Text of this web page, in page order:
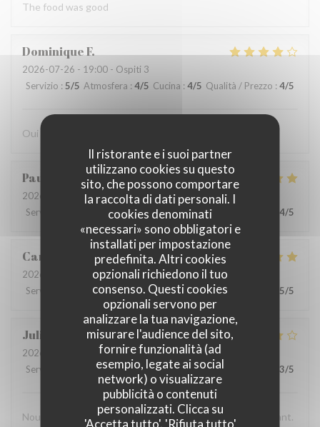
Il ristorante e i suoi partner
utilizzano cookies su questo
sito, che possono comportare
la raccolta di dati personali. I
cookies denominati
«necessari» sono obbligatori e
installati per impostazione
predefinita. Altri cookies
opzionali richiedono il tuo
consenso. Questi cookies
opzionali servono per
analizzare la tua navigazione,
misurare l'audience del sito,
fornire funzionalità (ad
esempio, legate ai social
network) o visualizzare
pubblicità o contenuti
personalizzati. Clicca su
'Accetta tutto', 'Rifiuta tutto'
The food was good
DominiqueF
2026-07-26 - 19:00 - Ospiti 3
Servizio : 5/5 Atmosfera : 4/5 Cucina : 4/5 Qualità / Prezzo : 4/5
Oui
Paulo
2026-07-28
- 12:15 - Ospiti 8
Servizio
Atmosfera: 5/5 Cucina:5/5 Qualità / Prezzo 4/5
Carolina
2026-07-26
- 13:00 - Ospiti 5
Servizio
Atmosfera:5/5 Cucina: 5/5 Qualità / Prezzo 5/5
Juliana
2026-07-24
- 18:45 - Ospiti 3
Servizio
Atmosfera:5/5 Cucina :4 /5 Qualità / Prezzo 3/5
Nous avons passé une excellent moment dans ce restaurant.